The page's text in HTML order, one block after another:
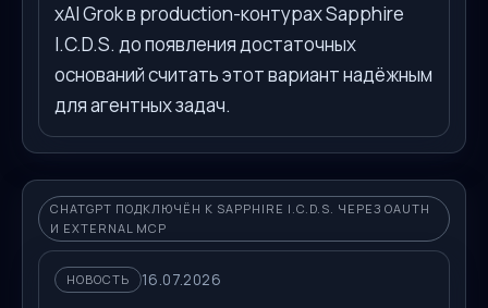
xAI Grok в production-контурах Sapphire
I.C.D.S. до появления достаточных
оснований считать этот вариант надёжным
для агентных задач.
CHATGPT ПОДКЛЮЧЁН К SAPPHIRE I.C.D.S. ЧЕРЕЗ OAUTH
И EXTERNAL MCP
НОВОСТЬ 16.07.2026